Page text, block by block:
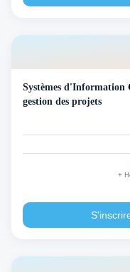
Systèmes d'Information
gestion des projets
+